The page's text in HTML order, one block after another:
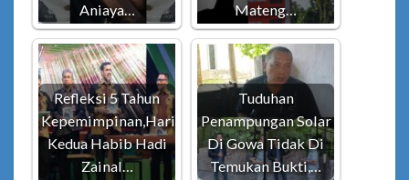
Aniaya…
Mateng…
Refleksi 5 Tahun
Kepemimpinan,Hari
Kedua Habib Hadi
Zainal…
Tuduhan
Penampungan Solar
Di Gowa Tidak Di
Temukan Bukti,…